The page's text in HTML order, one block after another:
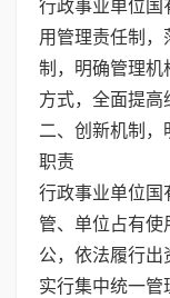
行政事业单位国
用管理责任制，
制，明确管理机
方式，全面提高
二、创新机制，
职责
行政事业单位国
管、单位占有使
公，依法履行出
实行集中统一管